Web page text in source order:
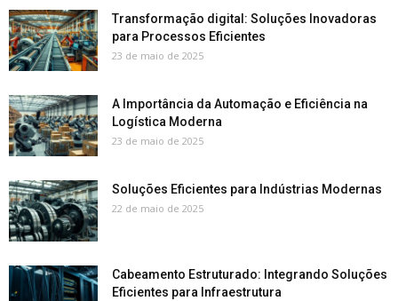
Transformação digital: Soluções Inovadoras
para Processos Eficientes
23 de maio de 2025
A Importância da Automação e Eficiência na
Logística Moderna
23 de maio de 2025
Soluções Eficientes para Indústrias Modernas
22 de maio de 2025
Cabeamento Estruturado: Integrando Soluções
Eficientes para Infraestrutura